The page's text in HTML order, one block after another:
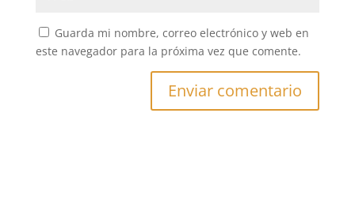
Guarda mi nombre, correo electrónico y web en
este navegador para la próxima vez que comente.